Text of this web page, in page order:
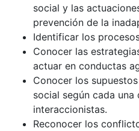
social y las
prevención de la
Identificar los
Conocer las
actuar en conductas
Conocer los
social según cada una
interaccionistas.
Reconocer los